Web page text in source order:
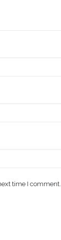
time I comment.